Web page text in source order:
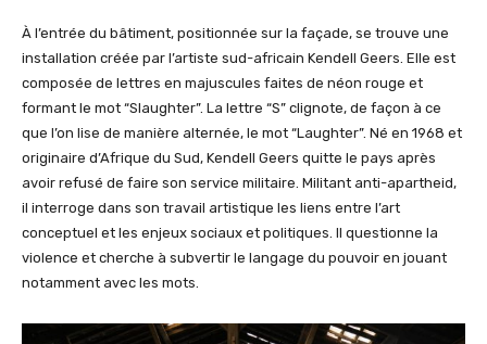
À l’entrée du bâtiment, positionnée sur la façade, se trouve une
installation créée par l’artiste sud-africain Kendell Geers. Elle est
composée de lettres en majuscules faites de néon rouge et
formant le mot “Slaughter”. La lettre “S” clignote, de façon à ce
que l’on lise de manière alternée, le mot “Laughter”. Né en 1968 et
originaire d’Afrique du Sud, Kendell Geers quitte le pays après
avoir refusé de faire son service militaire. Militant anti-apartheid,
il interroge dans son travail artistique les liens entre l’art
conceptuel et les enjeux sociaux et politiques. Il questionne la
violence et cherche à subvertir le langage du pouvoir en jouant
notamment avec les mots.